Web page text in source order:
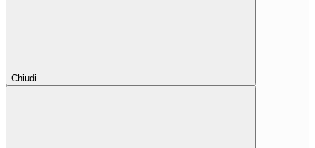
Chiudi